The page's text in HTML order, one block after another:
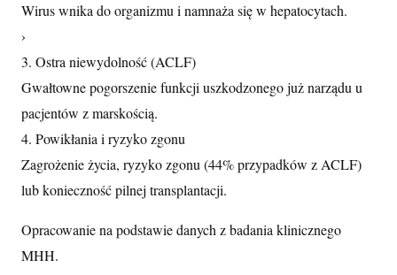
Wirus wnika do organizmu i namnaża się w hepatocytach.
›
3. Ostra niewydolność (ACLF)
Gwałtowne pogorszenie funkcji uszkodzonego już narządu u
pacjentów z marskością.
4. Powikłania i ryzyko zgonu
Zagrożenie życia, ryzyko zgonu (44% przypadków z ACLF)
lub konieczność pilnej transplantacji.
Opracowanie na podstawie danych z badania klinicznego
MHH.